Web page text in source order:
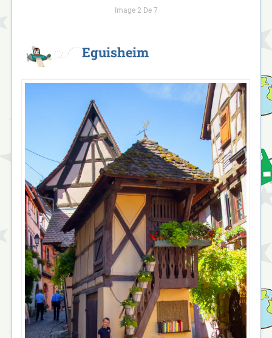
Image 2 De 7
Eguisheim